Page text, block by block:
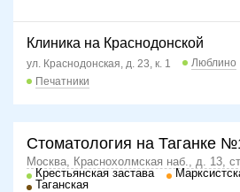
Клиника на Краснодонской
ул. Краснодонская, д. 23, к. 1 Люблино
Печатники
Стоматология на Таганке
Москва, Краснохолмская наб., д. 13,
Крестьянская застава
Таганская